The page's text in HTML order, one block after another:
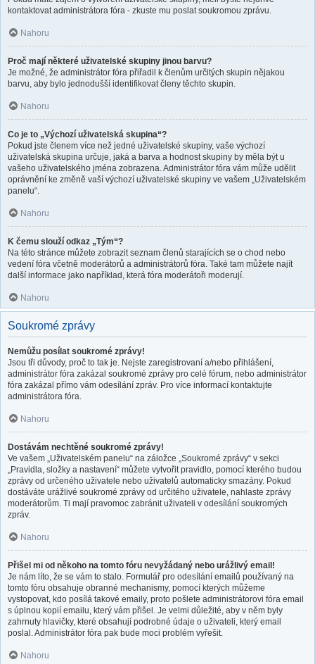
kontaktovat administrátora fóra - zkuste mu poslat soukromou zprávu.
Nahoru
Proč mají některé uživatelské skupiny jinou barvu?
Je možné, že administrátor fóra přiřadil k členům určitých skupin nějakou
barvu, aby bylo jednodušší identifikovat členy těchto skupin.
Nahoru
Co je to „Výchozí uživatelská skupina“?
Pokud jste členem více než jedné uživatelské skupiny, vaše výchozí
uživatelská skupina určuje, jaká a barva a hodnost skupiny by měla být u
vašeho uživatelského jména zobrazena. Administrátor fóra vám může udělit
oprávnění ke změně vaší výchozí uživatelské skupiny ve vašem „Uživatelském
panelu“.
Nahoru
K čemu slouží odkaz „Tým“?
Na této stránce můžete zobrazit seznam členů starajících se o chod nebo
vedení fóra včetně moderátorů a administrátorů fóra. Také tam můžete najít
další informace jako například, která fóra moderátoři moderují.
Nahoru
Soukromé zprávy
Nemůžu posílat soukromé zprávy!
Jsou tři důvody, proč to tak je. Nejste zaregistrovaní a/nebo přihlášení,
administrátor fóra zakázal soukromé zprávy pro celé fórum, nebo administrátor
fóra zakázal přímo vám odesílání zpráv. Pro více informací kontaktujte
administrátora fóra.
Nahoru
Dostávám nechtěné soukromé zprávy!
Ve vašem „Uživatelském panelu“ na záložce „Soukromé zprávy“ v sekci
„Pravidla, složky a nastavení“ můžete vytvořit pravidlo, pomocí kterého budou
zprávy od určeného uživatele nebo uživatelů automaticky smazány. Pokud
dostáváte urážlivé soukromé zprávy od určitého uživatele, nahlaste zprávy
moderátorům. Ti mají pravomoc zabránit uživateli v odesílání soukromých
zpráv.
Nahoru
Přišel mi od někoho na tomto fóru nevyžádaný nebo urážlivý email!
Je nám líto, že se vám to stalo. Formulář pro odesílání emailů používaný na
tomto fóru obsahuje obranné mechanismy, pomocí kterých můžeme
vystopovat, kdo posílá takové emaily, proto pošlete administrátorovi fóra email
s úplnou kopií emailu, který vám přišel. Je velmi důležité, aby v něm byly
zahrnuty hlavičky, které obsahují podrobné údaje o uživateli, který email
poslal. Administrátor fóra pak bude moci problém vyřešit.
Nahoru